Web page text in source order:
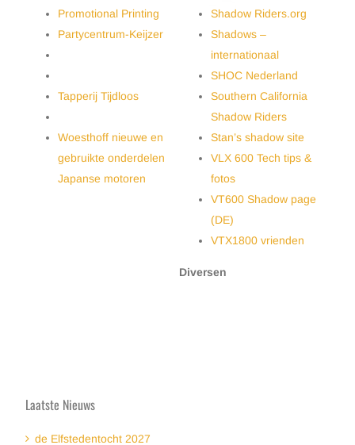
Promotional Printing
Partycentrum-Keijzer
Tapperij Tijdloos
Woesthoff nieuwe en
gebruikte onderdelen
Japanse motoren
Shadow Riders.org
Shadows –
internationaal
SHOC Nederland
Southern California
Shadow Riders
Stan’s shadow site
VLX 600 Tech tips &
fotos
VT600 Shadow page
(DE)
VTX1800 vrienden
Diversen
Laatste Nieuws
de Elfstedentocht 2027